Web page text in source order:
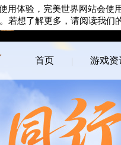
首页 游戏资
用体验，完美世界网站会使
。若想了解更多，请阅读我们